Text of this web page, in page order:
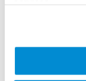
fixation